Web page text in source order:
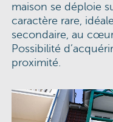
maison se déploie
caractère rare,
secondaire, au
Possibilité
proximité.